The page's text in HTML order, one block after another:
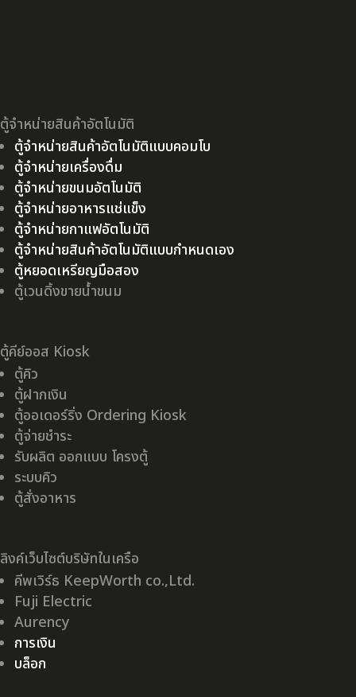
ตู้จำหน่ายสินค้าอัตโนมัติ
ตู้จำหน่ายสินค้าอัตโนมัติแบบคอมโบ
ตู้จำหน่ายเครื่องดื่ม
ตู้จำหน่ายขนมอัตโนมัติ
ตู้จำหน่ายอาหารแช่แข็ง
ตู้จำหน่ายกาแฟอัตโนมัติ
ตู้จำหน่ายสินค้าอัตโนมัติแบบกำหนดเอง
ตู้หยอดเหรียญมือสอง
ตู้เวนดิ้งขายน้ำขนม
ตู้คีย์ออส Kiosk
ตู้คิว
ตู้ฝากเงิน
ตู้ออเดอร์ริ่ง Ordering Kiosk
ตู้จ่ายชำระ
รับผลิต ออกแบบ โครงตู้
ระบบคิว
ตู้สั่งอาหาร
ลิงค์เว็บไซต์บริษัทในเครือ
คีพเวิร์ธ KeepWorth co.,Ltd.
Fuji Electric
Aurency
การเงิน
บล็อก